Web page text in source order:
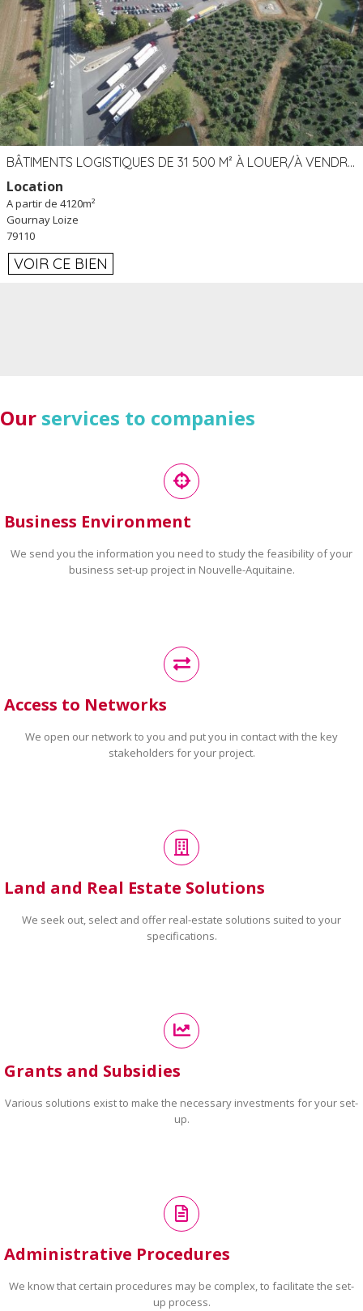
BÂTIMENTS LOGISTIQUES DE 31 500 M² À LOUER/À VENDRE SUR UN SITE DE 17 HA (79)
Location
A partir de 4120m²
Gournay Loize
79110
VOIR CE BIEN
Our services to companies
Business Environment
We send you the information you need to study the feasibility of your
business set-up project in Nouvelle-Aquitaine.
Access to Networks
We open our network to you and put you in contact with the key
stakeholders for your project.
Land and Real Estate Solutions
We seek out, select and offer real-estate solutions suited to your
specifications.
Grants and Subsidies
Various solutions exist to make the necessary investments for your set-
up.
Administrative Procedures
We know that certain procedures may be complex, to facilitate the set-
up process.